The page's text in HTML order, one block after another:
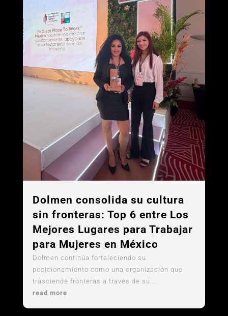
Dolmen consolida su cultura
sin fronteras: Top 6 entre Los
Mejores Lugares para Trabajar
para Mujeres en México
Dolmen continúa fortaleciendo su
posicionamiento como una organización que
trasciende fronteras a través de su...
read more